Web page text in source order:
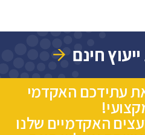
חינם
עתידכם האקדמי
האקדמיים שלנו